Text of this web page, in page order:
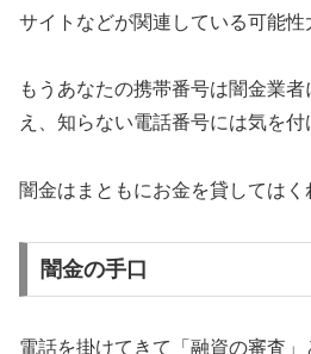
サイトなどが関連している可能性
もうあなたの携帯番号は闇金業
え、知らない電話番号には気を付
闇金はまともにお金を貸してはく
闇金の手口
電話を掛けてきて「融資の審査